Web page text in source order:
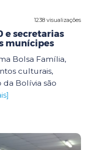
1238 visualizações
e secretarias
munícipes
Bolsa Família,
culturais,
Bolívia são